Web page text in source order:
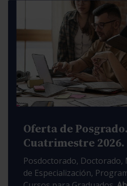
Oferta de
Cuatrimestre 2026.
Posdoctorado, Doctorado,
de Especialización,